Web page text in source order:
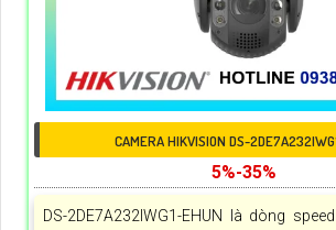
CAMERA HIKVISION DS-
5%-35%
DS-2DE7A232IWG1-EHUN là dòng